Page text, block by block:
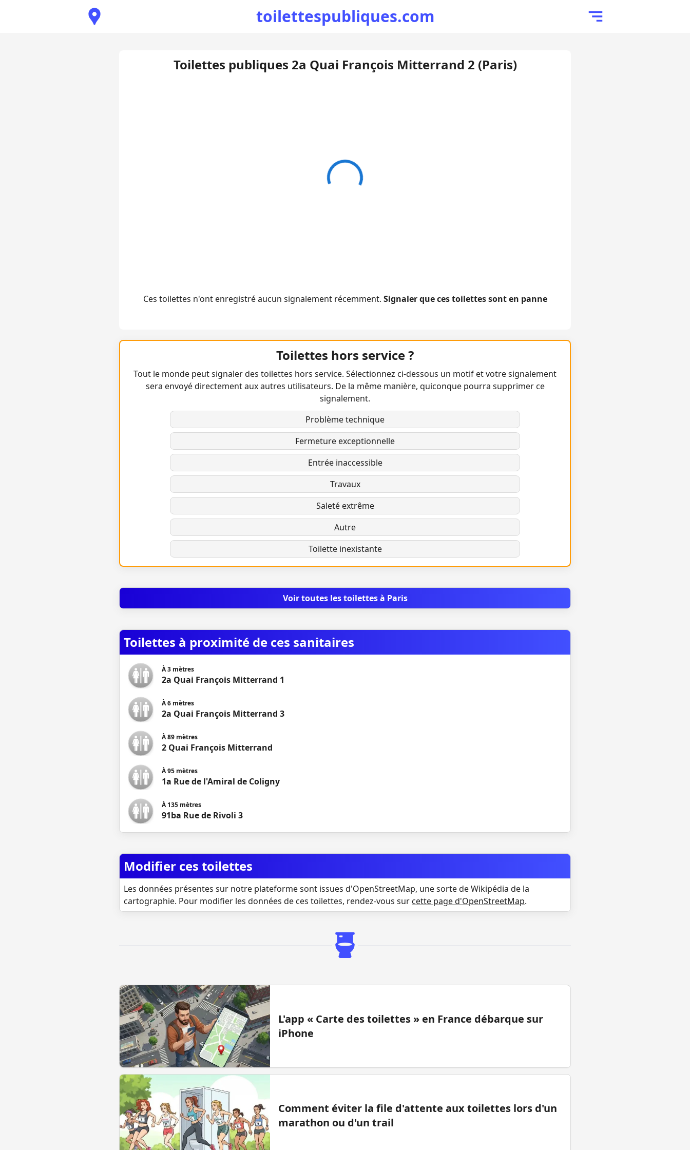
toilettespubliques.com
Toilettes publiques 2a Quai François Mitterrand 2 (Paris)
Ces toilettes n'ont enregistré aucun signalement récemment. Signaler que ces toilettes sont en panne
Toilettes hors service ?
Tout le monde peut signaler des toilettes hors service. Sélectionnez ci-dessous un motif et votre signalement
sera envoyé directement aux autres utilisateurs. De la même manière, quiconque pourra supprimer ce
signalement.
Problème technique
Fermeture exceptionnelle
Entrée inaccessible
Travaux
Saleté extrême
Autre
Toilette inexistante
Voir toutes les toilettes à Paris
Toilettes à proximité de ces sanitaires
À3 mètres
2a Quai François Mitterrand 1
À6 mètres
2a Quai François Mitterrand 3
À89 mètres
2 Quai François Mitterrand
À95 mètres
1a Rue de l'Amiral de Coligny
À135 mètres
91ba Rue de Rivoli 3
Modifier ces toilettes
Les données présentes sur notre plateforme sont issues d'OpenStreetMap, une sorte de Wikipédia de la
cartographie. Pour modifier les données de ces toilettes, rendez-vous sur cette page d'OpenStreetMap.
L'app « Carte des toilettes » en France débarque sur
iPhone
Comment éviter la file d'attente aux toilettes lors d'un
marathon ou d'un trail